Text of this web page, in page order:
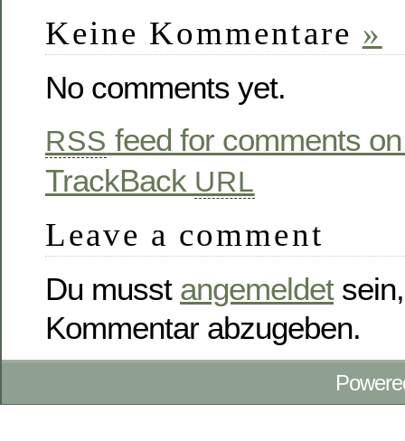
Keine Kommentare »
No comments yet.
RSS feed for comments
TrackBack URL
Leave a comment
Du musst angemeldet
Kommentar abzugeben.